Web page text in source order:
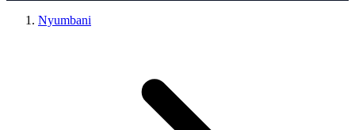
Nyumbani